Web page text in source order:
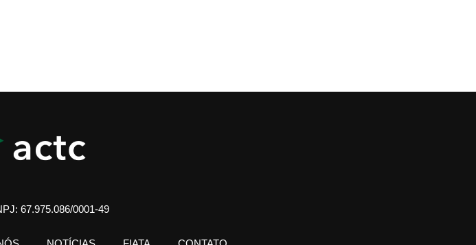
67.975.086/0001-49